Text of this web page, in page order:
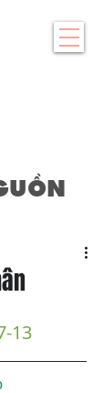
13